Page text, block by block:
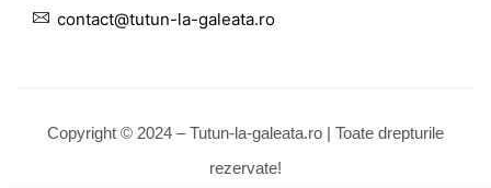
contact@tutun-la-galeata.ro
Copyright © 2024 – Tutun-la-galeata.ro | Toate drepturile
rezervate!